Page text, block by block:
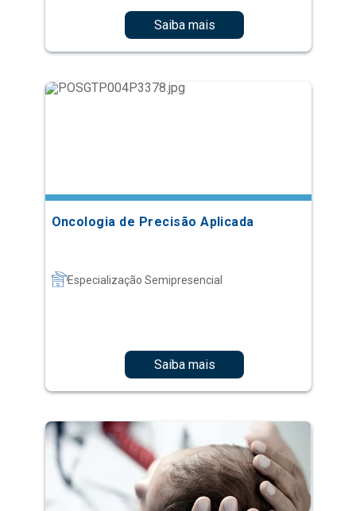
Saiba mais
Oncologia de Precisão Aplicada
Especialização Semipresencial
Saiba mais